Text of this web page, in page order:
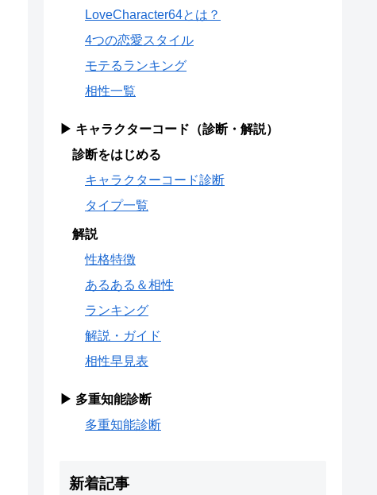
LoveCharacter64とは？
4つの恋愛スタイル
モテるランキング
相性一覧
▶ キャラクターコード（診断・解説）
診断をはじめる
キャラクターコード診断
タイプ一覧
解説
性格特徴
あるある＆相性
ランキング
解説・ガイド
相性早見表
▶ 多重知能診断
多重知能診断
新着記事